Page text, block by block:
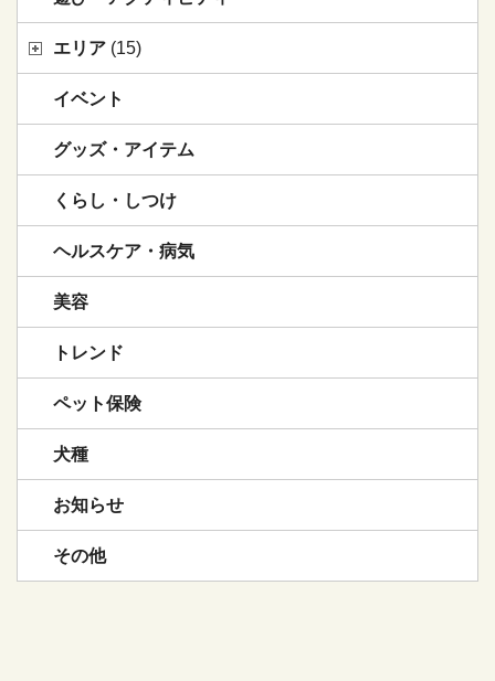
エリア (15)
イベント
グッズ・アイテム
くらし・しつけ
ヘルスケア・病気
美容
トレンド
ペット保険
犬種
お知らせ
その他